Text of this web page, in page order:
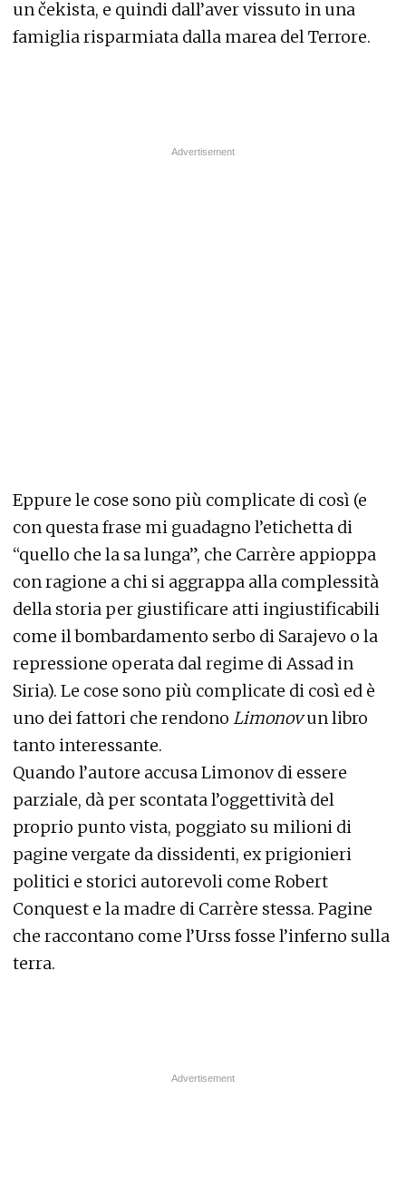
un čekista, e quindi dall’aver vissuto in una
famiglia risparmiata dalla marea del Terrore.
Eppure le cose sono più complicate di così (e
con questa frase mi guadagno l’etichetta di
“quello che la sa lunga”, che Carrère appioppa
con ragione a chi si aggrappa alla complessità
della storia per giustificare atti ingiustificabili
come il bombardamento serbo di Sarajevo o la
repressione operata dal regime di Assad in
Siria). Le cose sono più complicate di così ed è
uno dei fattori che rendono Limonovun libro
tanto interessante.
Quando l’autore accusa Limonov di essere
parziale, dà per scontata l’oggettività del
proprio punto vista, poggiato su milioni di
pagine vergate da dissidenti, ex prigionieri
politici e storici autorevoli come Robert
Conquest e la madre di Carrère stessa. Pagine
che raccontano come l’Urss fosse l’inferno sulla
terra.